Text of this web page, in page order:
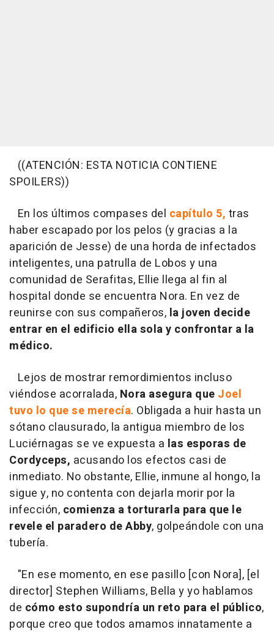
((ATENCIÓN: ESTA NOTICIA CONTIENE
SPOILERS))
En los últimos compases del capítulo 5, tras
haber escapado por los pelos (y gracias a la
aparición de Jesse) de una horda de infectados
inteligentes, una patrulla de Lobos y una
comunidad de Serafitas, Ellie llega al fin al
hospital donde se encuentra Nora. En vez de
reunirse con sus compañeros, la joven decide
entrar en el edificio ella sola y confrontar a la
médico.
Lejos de mostrar remordimientos incluso
viéndose acorralada, Nora asegura que Joel
tuvo lo que se merecía. Obligada a huir hasta un
sótano clausurado, la antigua miembro de los
Luciérnagas se ve expuesta a las esporas de
Cordyceps, acusando los efectos casi de
inmediato. No obstante, Ellie, inmune al hongo, la
sigue y, no contenta con dejarla morir por la
infección, comienza a torturarla para que le
revele el paradero de Abby, golpeándole con una
tubería.
"En ese momento, en ese pasillo [con Nora], [el
director] Stephen Williams, Bella y yo hablamos
de cómo esto supondría un reto para el público,
porque creo que todos amamos innatamente a